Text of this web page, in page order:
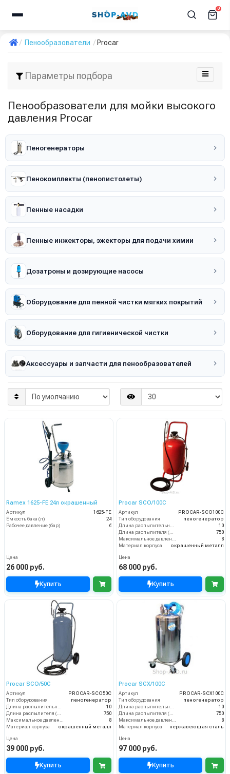
0
Пенообразователи Procar
Параметры подбора
Пенообразователи для мойки высокого
давления Procar
Пеногенераторы
Пенокомплекты (пенопистолеты)
Пенные насадки
Пенные инжекторы, эжекторы для подачи химии
Дозатроны и дозирующие насосы
Оборудование для пенной чистки мягких покрытий
Оборудование для гигиенической чистки
Аксессуары и запчасти для пенообразователей
Ramex 1625-FE 24л окрашенный
Артикул
1625-FE
Ёмкость бака (л)
24
Рабочее давление (бар)
6
Цена
26 000 руб.
Купить
Procar SCO/100C
Артикул
PROCAR-SCO100C
Тип оборудования
пеногенератор
10
750
8
Материал корпуса
окрашенный металл
Цена
68 000 руб.
Купить
Procar SCO/50C
Артикул
PROCAR-SCO50C
Тип оборудования
пеногенератор
Длина распылительного шланга (м)
10
Длина распылителя (мм)
750
Максимальное давление на выходе (бар)
8
Материал корпуса
окрашенный металл
Цена
39 000 руб.
Купить
Procar SCX/100C
Артикул
PROCAR-SCX100C
Тип оборудования
пеногенератор
Длина распылительного шланга (м)
10
Длина распылителя (мм)
750
Максимальное давление на выходе (бар)
8
Материал корпуса
нержавеющая сталь
Цена
97 000 руб.
Купить